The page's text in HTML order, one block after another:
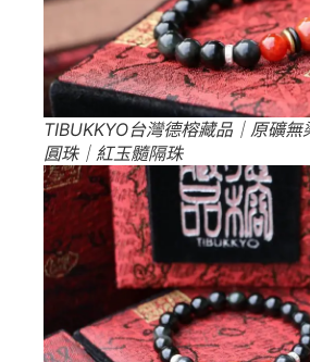
TIBUKKYO台灣德榕藏品｜原礦
圓珠｜紅玉髓隔珠